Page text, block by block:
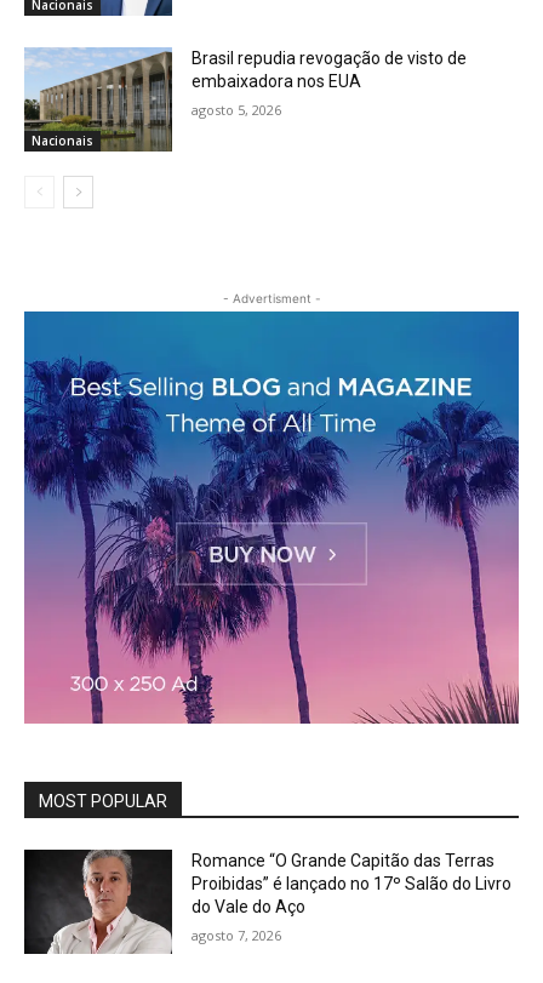
Nacionais
Nacionais
Brasil repudia revogação de visto de
embaixadora nos EUA
agosto 5, 2026
- Advertisment -
MOST POPULAR
Romance “O Grande Capitão das Terras
Proibidas” é lançado no 17º Salão do Livro
do Vale do Aço
agosto 7, 2026